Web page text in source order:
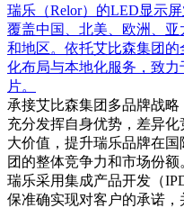
瑞乐（Relor）的LED显示
覆盖中国、北美、欧洲、
和地区。依托艾比森集团
化布局与本地化服务，致
片。
承接艾比森集团多品牌战略
充分发挥自身优势，差异
大价值，提升瑞乐品牌在
团的整体竞争力和市场份额
瑞乐采用集成产品开发（
保准确实现对客户的承诺